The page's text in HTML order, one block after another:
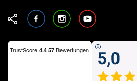
FacebookInstagramYouTube